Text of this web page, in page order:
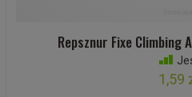
Repsznur Fixe Climbing
1,59